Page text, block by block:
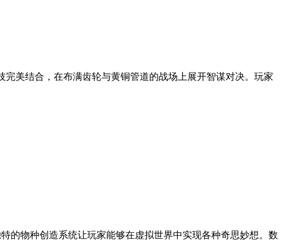
美结合，在布满齿轮与黄铜管道的战场上展开智谋对决。玩家
的物种创造系统让玩家能够在虚拟世界中实现各种奇思妙想。数